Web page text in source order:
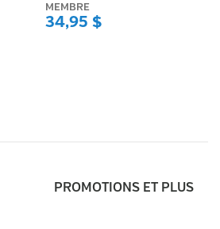
MEMBRE
34,95 $
PROMOTIONS ET PLUS